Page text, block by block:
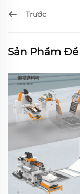
Trước
Sản Phẩm